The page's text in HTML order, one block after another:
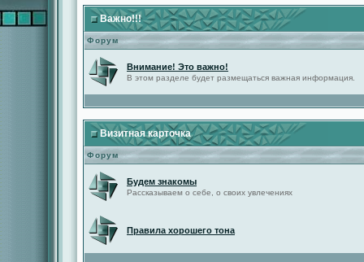
Важно!!!
Форум
Внимание! Это важно!
В этом разделе будет размещаться важная информация.
Визитная карточка
Форум
Будем знакомы
Рассказываем о себе, о своих увлечениях
Правила хорошего тона